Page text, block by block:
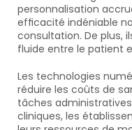
personnalisation
efficacité indéniable
consultation. De plus,
fluide entre le patient
Les technologies
réduire les coûts de
tâches
cliniques, les